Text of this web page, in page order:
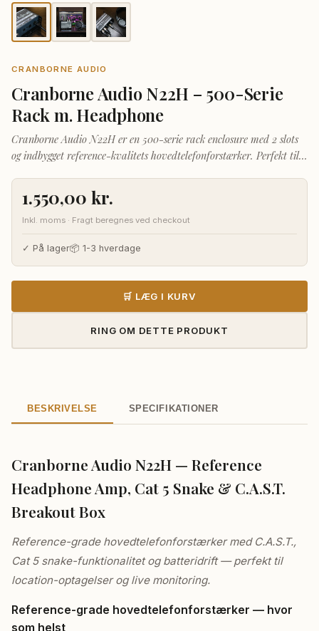
CRANBORNE AUDIO
Cranborne Audio N22H – 500-Serie
Rack m. Headphone
Cranborne Audio N22H er en 500-serie rack enclosure med 2 slots
og indbygget reference-kvalitets hovedtelefonforstærker. Perfekt til
seriens fleksibilitet med højtydende hovedtelefonmonitorering i ét
kompakt kabinet.
1.550,00 kr.
Inkl. moms · Fragt beregnes ved checkout
✓ På lager📦 1-3 hverdage
🛒 LÆG I KURV
RING OM DETTE PRODUKT
BESKRIVELSE SPECIFIKATIONER
Cranborne Audio N22H — Reference
Headphone Amp, Cat 5 Snake & C.A.S.T.
Breakout Box
Reference-grade hovedtelefonforstærker med C.A.S.T.,
Cat 5 snake-funktionalitet og batteridrift — perfekt til
location-optagelser og live monitoring.
Reference-grade hovedtelefonforstærker — hvor
som helst